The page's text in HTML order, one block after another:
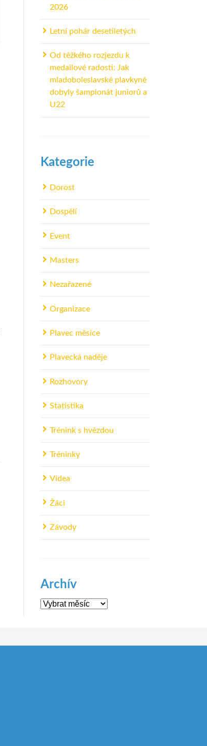
2026
Letní pohár desetiletých
Od těžkého rozjezdu k
medailové radosti: Jak
mladoboleslavské plavkyně
dobyly šampionát juniorů a
U22
Kategorie
Dorost
Dospělí
Event
Masters
Nezařazené
Organizace
Plavec měsíce
Plavecká naděje
Rozhovory
Statistika
Trénink s hvězdou
Tréninky
Videa
Žáci
Závody
Archív
Archív